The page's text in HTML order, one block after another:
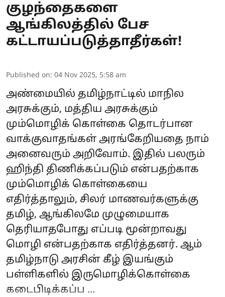
குழந்தைகளை
ஆங்கிலத்தில் பேச
கட்டாயப்படுத்தாதீர்கள்!
Published on: 04 Nov 2025, 5:58 am
அண்மையில் தமிழ்நாட்டில் மாநில
அரசுக்கும், மத்திய அரசுக்கும்
மும்மொழிக் கொள்கை தொடர்பான
வாக்குவாதங்கள் அரங்கேறியதை நாம்
அனைவரும் அறிவோம். இதில் பலரும்
ஹிந்தி திணிக்கப்படும் என்பதற்காக
மும்மொழிக் கொள்கையை
எதிர்த்தாலும், சிலர் மாணவர்களுக்கு
தமிழ், ஆங்கிலமே முழுமையாக
தெரியாதபோது எப்படி மூன்றாவது
மொழி என்பதற்காக எதிர்த்தனர். ஆம்
தமிழ்நாடு அரசின் கீழ் இயங்கும்
பள்ளிகளில் இருமொழிக்கொள்கை
கடைபிடிக்கப்ப ...